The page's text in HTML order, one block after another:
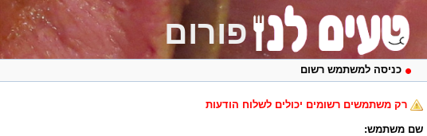
פורום
כניסה למשתמש רשום
רק משתמשים רשומים יכולים לשלוח הודעות
שם משתמש: